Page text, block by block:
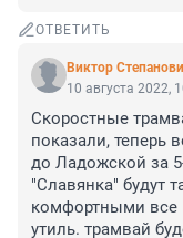
ОТВЕТИТЬ
Виктор
10 августа 2022,
Скоростные
показали, теперь
до Ладожской за
"Славянка" будут
комфортными все
утиль. трамвай